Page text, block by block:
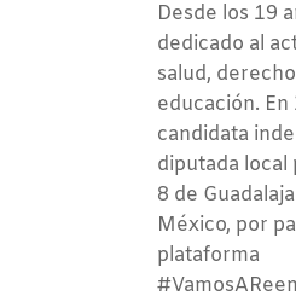
Desde los 19
dedicado al
salud,
educación.
candidata
diputada local
8 de
México, por
plataforma